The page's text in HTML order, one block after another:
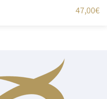
47,00€